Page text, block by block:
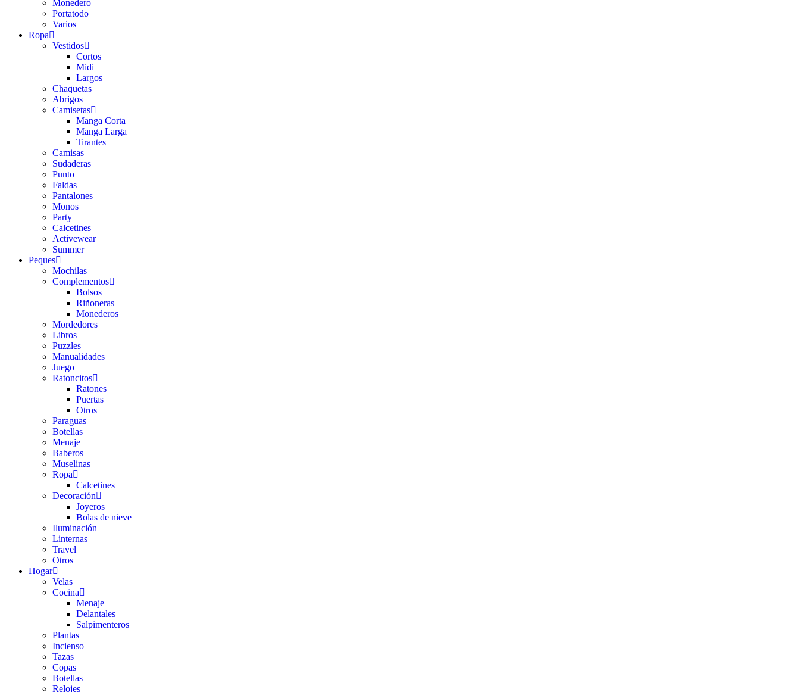
Monedero
Portatodo
Varios
Ropa
Vestidos
Cortos
Midi
Largos
Chaquetas
Abrigos
Camisetas
Manga Corta
Manga Larga
Tirantes
Camisas
Sudaderas
Punto
Faldas
Pantalones
Monos
Party
Calcetines
Activewear
Summer
Peques
Mochilas
Complementos
Bolsos
Riñoneras
Monederos
Mordedores
Libros
Puzzles
Manualidades
Juego
Ratoncitos
Ratones
Puertas
Otros
Paraguas
Botellas
Menaje
Baberos
Muselinas
Ropa
Calcetines
Decoración
Joyeros
Bolas de nieve
Iluminación
Linternas
Travel
Otros
Hogar
Velas
Cocina
Menaje
Delantales
Salpimenteros
Plantas
Incienso
Tazas
Copas
Botellas
Relojes